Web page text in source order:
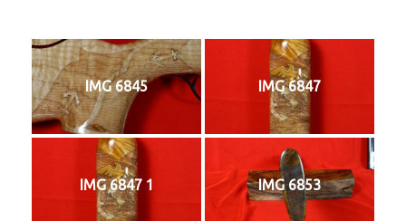
IMG 6845 IMG 6847
IMG 6847 1 IMG 6853